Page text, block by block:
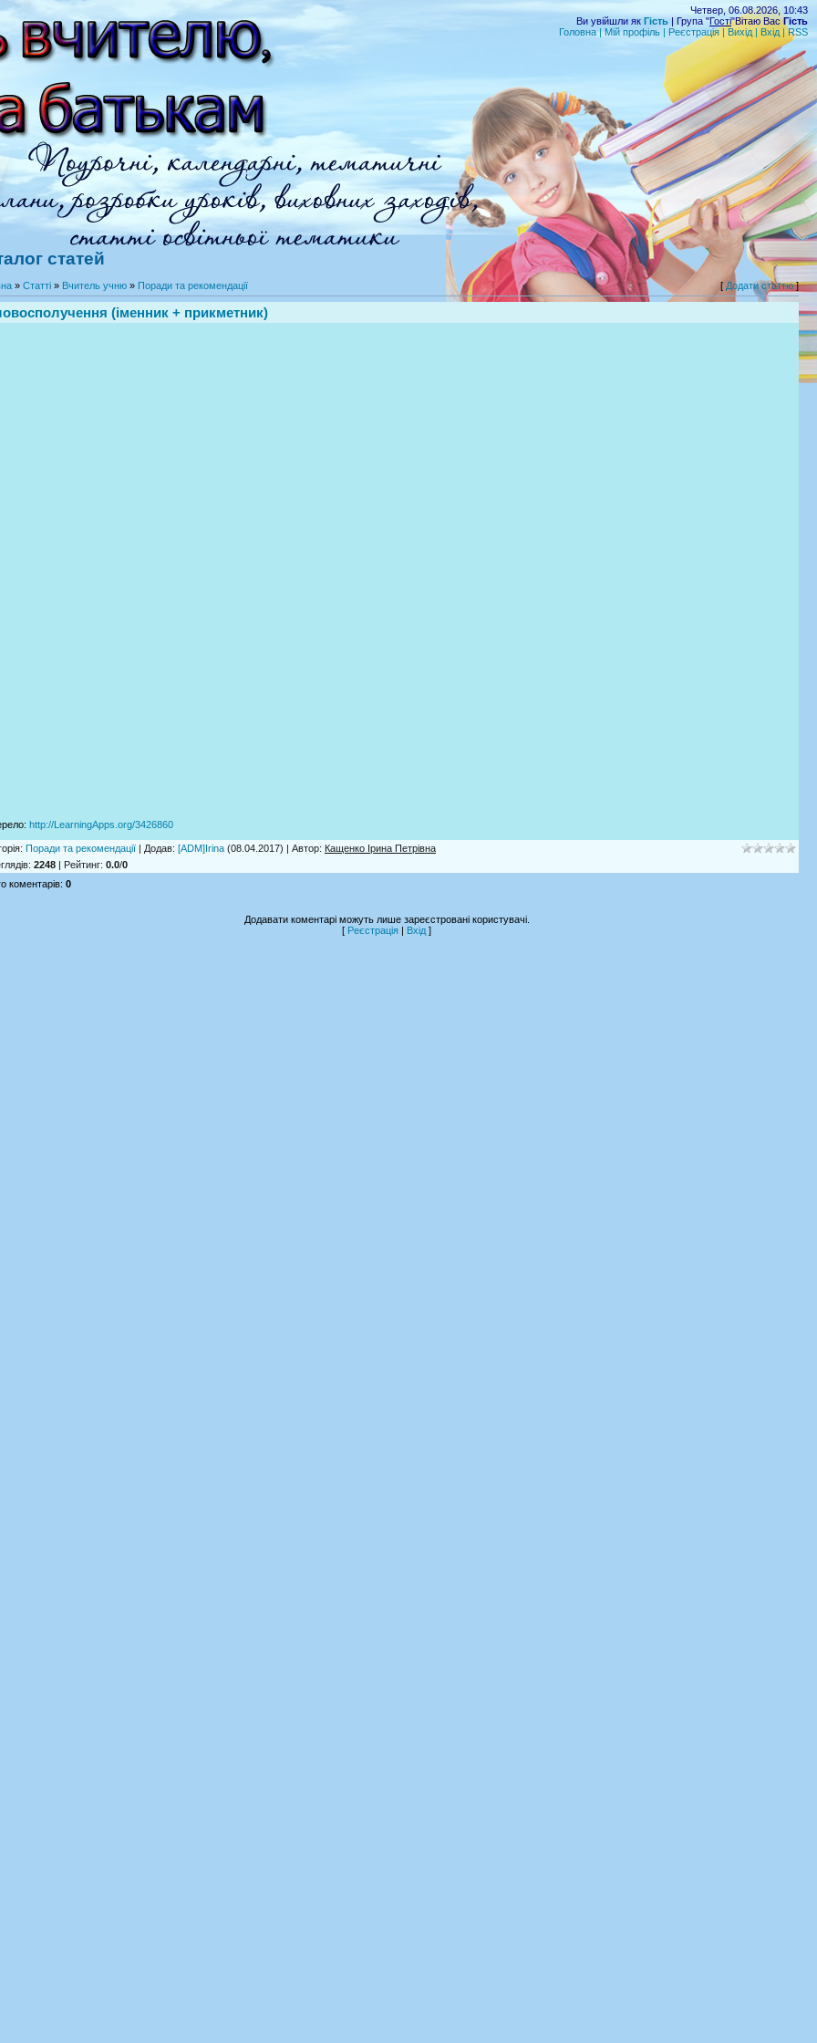
Четвер, 06.08.2026, 10:43
Ви увійшли як Гість | Група "Гості"Вітаю ВасГість
Головна|Мій профіль | Реєстрація| Вихід|Вхід |RSS
статей
» Статті » Вчитель учню » Поради та рекомендації [ Додати статтю]
(іменник + прикметник)
: http://LearningApps.org/3426860
: Поради та рекомендації | Додав: [ADM]Irina (08.04.2017) | Автор: Кащенко Ірина Петрівна
: 2248 | Рейтинг: 0.0/0
коментарів: 0
Додавати коментарі можуть лише зареєстровані користувачі.
[ Реєстрація | Вхід ]